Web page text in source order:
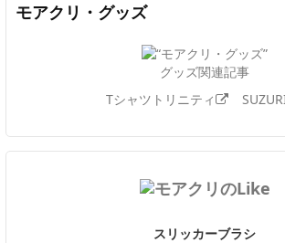
モアクリ・グッズ
グッズ関連記事
Tシャツトリニティ
スリッカーブラシ